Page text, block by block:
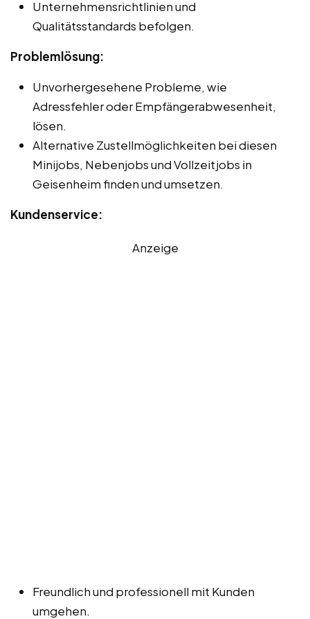
Unternehmensrichtlinien und
Qualitätsstandards befolgen.
Problemlösung:
Unvorhergesehene Probleme, wie
Adressfehler oder Empfängerabwesenheit,
lösen.
Alternative Zustellmöglichkeiten bei diesen
Minijobs, Nebenjobs und Vollzeitjobs in
Geisenheim finden und umsetzen.
Kundenservice:
Anzeige
Freundlich und professionell mit Kunden
umgehen.